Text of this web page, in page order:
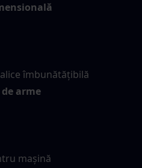
îmbunătățibilă
arme
mașină